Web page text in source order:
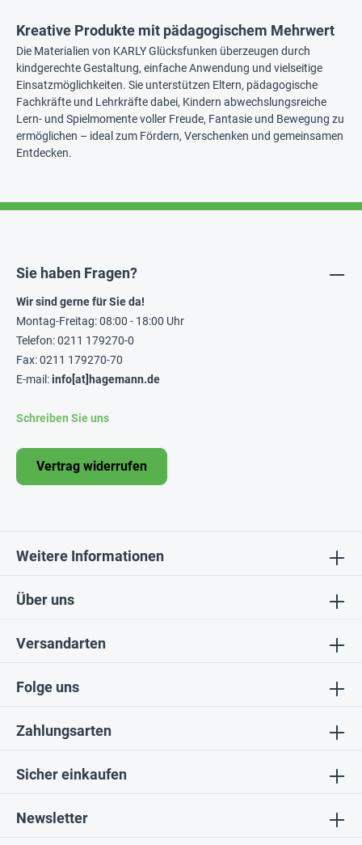
Kreative Produkte mit pädagogischem Mehrwert
Die Materialien von KARLY Glücksfunken überzeugen durch
kindgerechte Gestaltung, einfache Anwendung und vielseitige
Einsatzmöglichkeiten. Sie unterstützen Eltern, pädagogische
Fachkräfte und Lehrkräfte dabei, Kindern abwechslungsreiche
Lern- und Spielmomente voller Freude, Fantasie und Bewegung zu
ermöglichen – ideal zum Fördern, Verschenken und gemeinsamen
Entdecken.
Folge uns
Sicher einkaufen
Über uns
Newsletter
Sie haben Fragen?
Wir sind gerne für Sie da!
Montag-Freitag: 08:00 - 18:00 Uhr
Telefon: 0211 179270-0
Fax: 0211 179270-70
E-mail:info[at]hagemann.de
Schreiben Sie uns
Vertrag widerrufen
Weitere Informationen
Zahlungsarten
Versandarten